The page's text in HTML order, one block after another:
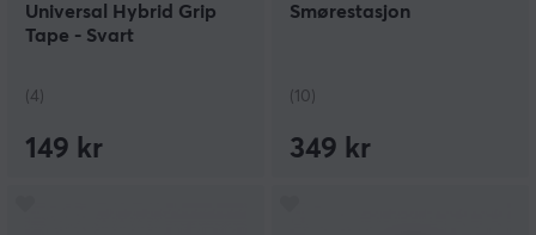
Universal Hybrid Grip
Tape - Svart
(4)
149 kr
Smørestasjon
(10)
349 kr